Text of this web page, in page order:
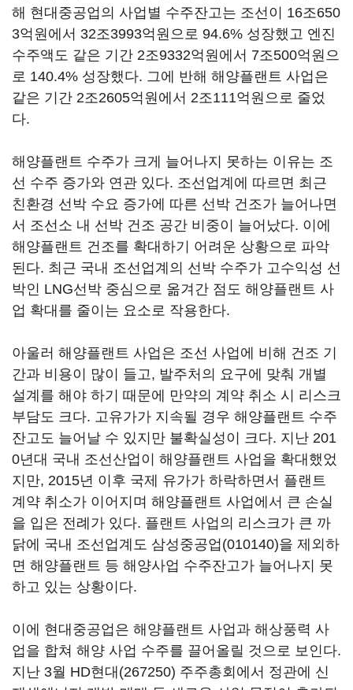
해 현대중공업의 사업별 수주잔고는 조선이 16조650
3억원에서 32조3993억원으로 94.6% 성장했고 엔진
수주액도 같은 기간 2조9332억원에서 7조500억원으
로 140.4% 성장했다. 그에 반해 해양플랜트 사업은
같은 기간 2조2605억원에서 2조111억원으로 줄었
다.
해양플랜트 수주가 크게 늘어나지 못하는 이유는 조
선 수주 증가와 연관 있다. 조선업계에 따르면 최근
친환경 선박 수요 증가에 따른 선박 건조가 늘어나면
서 조선소 내 선박 건조 공간 비중이 늘어났다. 이에
해양플랜트 건조를 확대하기 어려운 상황으로 파악
된다. 최근 국내 조선업계의 선박 수주가 고수익성 선
박인 LNG선박 중심으로 옮겨간 점도 해양플랜트 사
업 확대를 줄이는 요소로 작용한다.
아울러 해양플랜트 사업은 조선 사업에 비해 건조 기
간과 비용이 많이 들고, 발주처의 요구에 맞춰 개별
설계를 해야 하기 때문에 만약의 계약 취소 시 리스크
부담도 크다. 고유가가 지속될 경우 해양플랜트 수주
잔고도 늘어날 수 있지만 불확실성이 크다. 지난 201
0년대 국내 조선산업이 해양플랜트 사업을 확대했었
지만, 2015년 이후 국제 유가가 하락하면서 플랜트
계약 취소가 이어지며 해양플랜트 사업에서 큰 손실
을 입은 전례가 있다. 플랜트 사업의 리스크가 큰 까
닭에 국내 조선업계도 삼성중공업(010140)을 제외하
면 해양플랜트 등 해양사업 수주잔고가 늘어나지 못
하고 있는 상황이다.
이에 현대중공업은 해양플랜트 사업과 해상풍력 사
업을 합쳐 해양 사업 수주를 끌어올릴 것으로 보인다.
지난 3월 HD현대(267250) 주주총회에서 정관에 신